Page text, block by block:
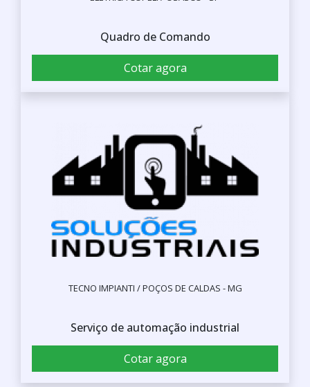
Quadro de Comando
Cotar agora
TECNO IMPIANTI / POÇOS DE CALDAS - MG
Serviço de automação industrial
Cotar agora